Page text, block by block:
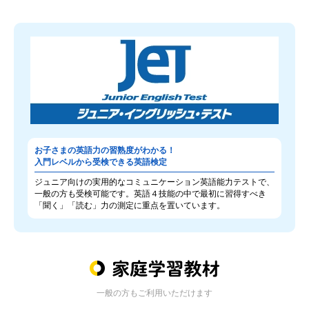
お子さまの英語力の習熟度がわかる！
入門レベルから受検できる英語検定
ジュニア向けの実用的なコミュニケーション英語能力テストで、
一般の方も受検可能です。英語４技能の中で最初に習得すべき
「聞く」「読む」力の測定に重点を置いています。
一般の方もご利用いただけます